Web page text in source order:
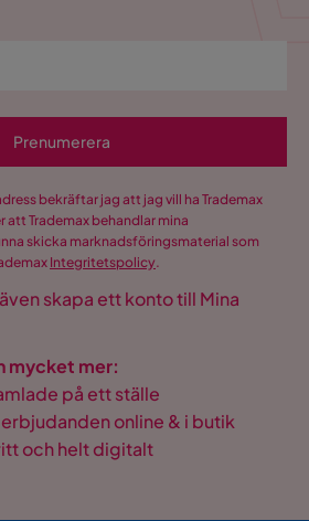
Prenumerera
bekräftar jag att jag vill ha Trademax
Trademax behandlar mina
skicka marknadsföringsmaterial som
Integritetspolicy.
skapa ett konto till Mina
mycket mer:
på ett ställe
online & i butik
och helt digitalt